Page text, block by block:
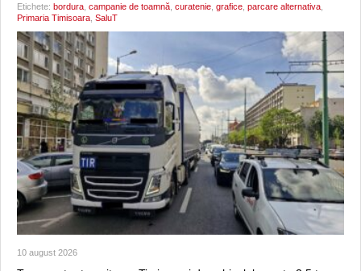
Etichete: bordura campanie de toamnă curatenie grafice parcare alternativa
Primaria Timisoara SaluT
10 august 2026